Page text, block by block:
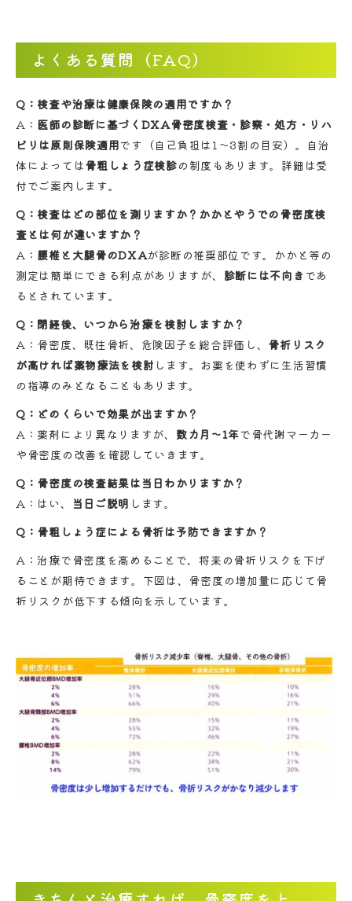
よくある質問（FAQ）
Q：検査や治療は健康保険の適用ですか？
A： 医師の診断に基づくDXA骨密度検査・診察・処方・リハ
ビリは原則保険適用です（自己負担は1〜3割の目安）。自治
体によっては骨粗しょう症検診の制度もあります。詳細は受
付でご案内します。
Q：検査はどの部位を測りますか？かかとやうでの骨密度検
査とは何が違いますか？
A： 腰椎と大腿骨のDXAが診断の推奨部位です。かかと等の
測定は簡単にできる利点がありますが、 診断には不向き であ
るとされています。
Q：閉経後、いつから治療を検討しますか？
A：骨密度、既往骨折、危険因子を総合評価し、 骨折リスク
が高ければ薬物療法を検討 します。お薬を使わずに生活習慣
の指導のみとなることもあります。
Q：どのくらいで効果が出ますか？
A：薬剤により異なりますが、 数カ月〜1年で骨代謝マーカー
や骨密度の改善を確認していきます。
Q：骨密度の検査結果は当日わかりますか？
A：はい、 当日ご説明 します。
Q：骨粗しょう症による骨折は予防できますか？
A：治療で骨密度を高めることで、将来の骨折リスクを下げ
ることが期待できます。下図は、骨密度の増加量に応じて骨
折リスクが低下する傾向を示しています。